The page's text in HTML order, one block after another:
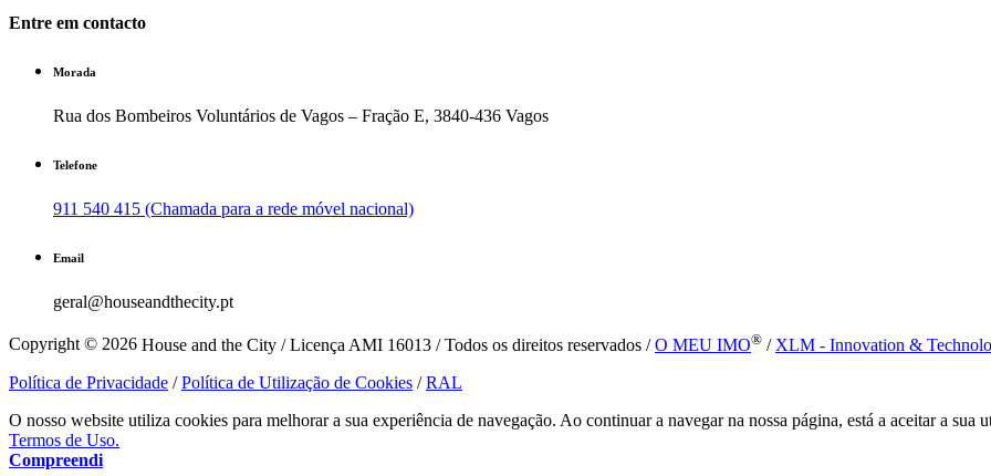
Entre em contacto
Morada
Rua dos Bombeiros Voluntários de Vagos – Fração E, 3840-436 Vagos
Telefone
911 540 415 (Chamada para a rede móvel nacional)
Email
geral@houseandthecity.pt
Copyright © 2026 House and the City / Licença AMI 16013 / Todos os direitos reservados /O MEU IMO® / XLM - Innovation &
Política de Privacidade /Política de Utilização de Cookies /RAL
O nosso website utiliza cookies para melhorar a sua experiência de navegação. Ao continuar a navegar na nossa página, está a aceitar a sua
Termos de Uso.
Compreendi